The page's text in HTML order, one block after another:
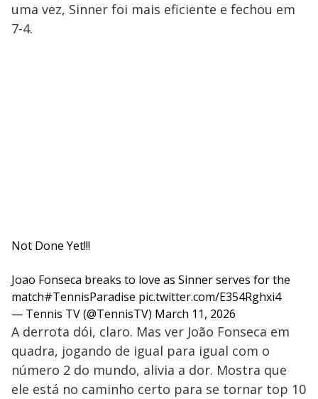
uma vez, Sinner foi mais eficiente e fechou em
7-4.
Not Done Yet!!!
Joao Fonseca breaks to love as Sinner serves for the
match#TennisParadise pic.twitter.com/E354Rghxi4
— Tennis TV (@TennisTV) March 11, 2026
A derrota dói, claro. Mas ver João Fonseca em
quadra, jogando de igual para igual com o
número 2 do mundo, alivia a dor. Mostra que
ele está no caminho certo para se tornar top 10